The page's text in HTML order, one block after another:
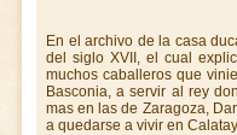
En el archivo de la casa
del siglo XVII, el cual
muchos caballeros que
Basconia, a servir al rey
mas en las de Zaragoza,
a quedarse a vivir en